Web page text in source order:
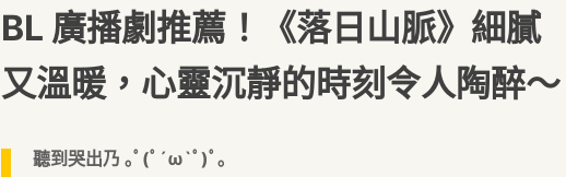
BL 廣播劇推薦！《落日山脈》細膩
又溫暖，心靈沉靜的時刻令人陶醉～
聽到哭出乃 ｡ﾟ(ﾟ´ω`ﾟ)ﾟ｡